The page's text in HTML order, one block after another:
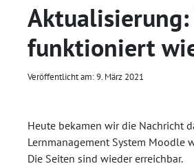
funktioniert
Veröffentlicht am: 9. März 2021
Heute bekamen wir die Nachricht
Lernmanagement System Moodle
Die Seiten sind wieder erreichbar.